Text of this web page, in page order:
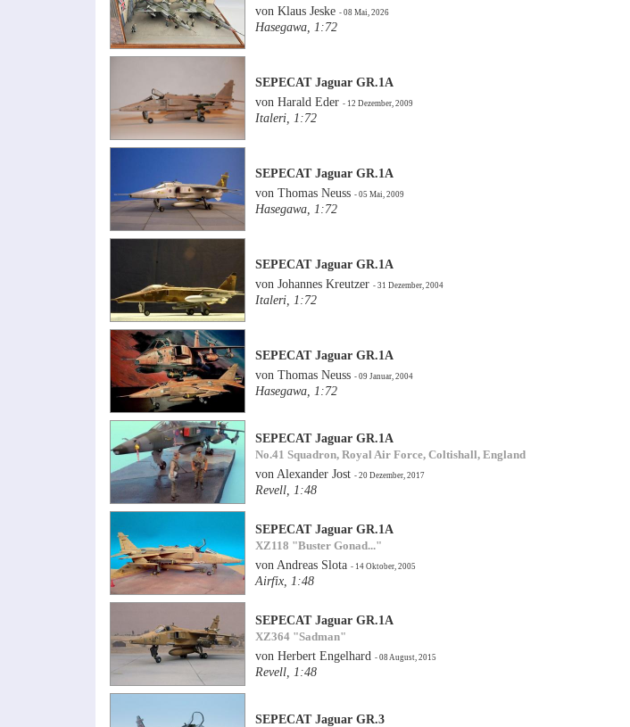
von Klaus Jeske - 08 Mai, 2026
Hasegawa, 1:72
SEPECAT Jaguar GR.1A
von Harald Eder - 12 Dezember, 2009
Italeri, 1:72
SEPECAT Jaguar GR.1A
von Thomas Neuss - 05 Mai, 2009
Hasegawa, 1:72
SEPECAT Jaguar GR.1A
von Johannes Kreutzer - 31 Dezember, 2004
Italeri, 1:72
SEPECAT Jaguar GR.1A
von Thomas Neuss - 09 Januar, 2004
Hasegawa, 1:72
SEPECAT Jaguar GR.1A
No.41 Squadron, Royal Air Force, Coltishall, England
von Alexander Jost - 20 Dezember, 2017
Revell, 1:48
SEPECAT Jaguar GR.1A
XZ118 "Buster Gonad..."
von Andreas Slota - 14 Oktober, 2005
Airfix, 1:48
SEPECAT Jaguar GR.1A
XZ364 "Sadman"
von Herbert Engelhard - 08 August, 2015
Revell, 1:48
SEPECAT Jaguar GR.3